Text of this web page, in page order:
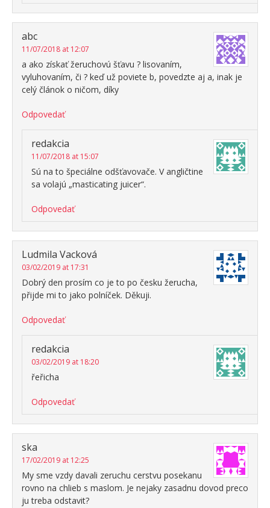
abc
11/07/2018 at 12:07
a ako získať žeruchovú šťavu ? lisovaním,
vyluhovaním, či ? keď už poviete b, povedzte aj a, inak je
celý článok o ničom, díky
Odpovedať
redakcia
11/07/2018 at 15:07
Sú na to špeciálne odšťavovače. V angličtine
sa volajú „masticating juicer“.
Odpovedať
Ludmila Vacková
03/02/2019 at 17:31
Dobrý den prosím co je to po česku žerucha,
přijde mi to jako polníček. Děkuji.
Odpovedať
redakcia
03/02/2019 at 18:20
řeřicha
Odpovedať
ska
17/02/2019 at 12:25
My sme vzdy davali zeruchu cerstvu posekanu
rovno na chlieb s maslom. Je nejaky zasadnu dovod preco
ju treba odstavit?